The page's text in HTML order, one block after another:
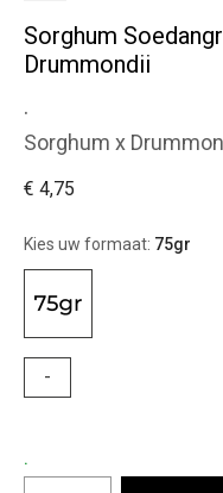
Sorghum
Drummondii
.
Sorghum x
€ 4,75
Kies uw formaat: 75gr
-
.